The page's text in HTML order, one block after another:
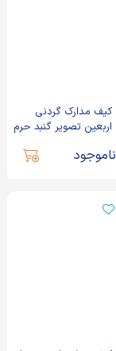
کیف مدارک گردنی
اربعین تصویر گنبد حرم
ناموجود